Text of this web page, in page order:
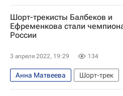
Новости культуры
Павел
Гузель Яхина
Россия
Российская государственная
ЛитРес
Книги что почитать
Шорт-трекисты Балбеков и
Ефременкова стали
России
3 апреля 2022, 19:29 134
Анна Матвеева
Шорт-трек
Александр Шульгин